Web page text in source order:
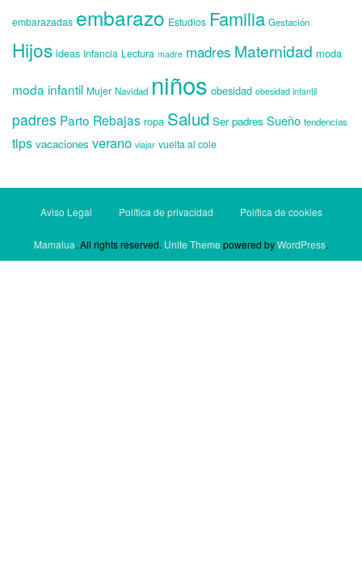
embarazadas embarazo Estudios Familia Gestación
Hijos ideas Infancia Lectura madre madres Maternidad moda
moda infantil Mujer Navidad niños obesidad obesidad infantil
padres Parto Rebajas ropa Salud Ser padres Sueño tendencias
tips vacaciones verano viajar vuelta al cole
Aviso Legal Política de privacidad Política de cookies
Mamalua. All rights reserved. Unite Themepowered byWordPress.